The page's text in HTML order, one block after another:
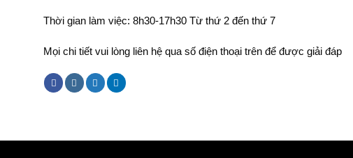
Thời gian làm việc: 8h30-17h30 Từ thứ 2 đến thứ 7
Mọi chi tiết vui lòng liên hệ qua số điện thoại trên để được giải đáp